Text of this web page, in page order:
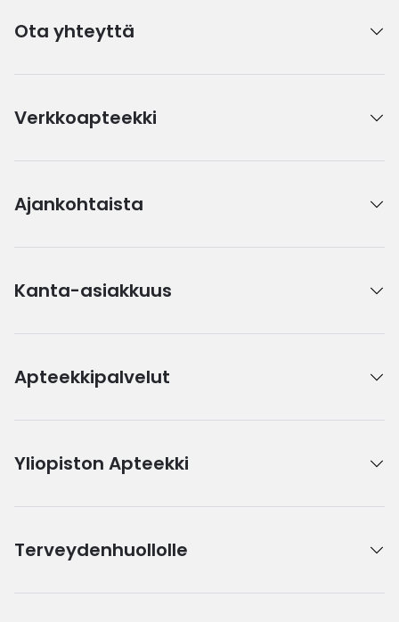
Ota yhteyttä
Verkkoapteekki
Ajankohtaista
Kanta-asiakkuus
Apteekkipalvelut
Yliopiston Apteekki
Terveydenhuollolle